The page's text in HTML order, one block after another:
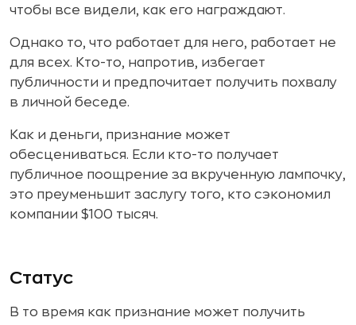
чтобы все видели, как его награждают.
Однако то, что работает для него, работает не
для всех. Кто-то, напротив, избегает
публичности и предпочитает получить похвалу
в личной беседе.
Как и деньги, признание может
обесцениваться. Если кто-то получает
публичное поощрение за вкрученную лампочку,
это преуменьшит заслугу того, кто сэкономил
компании $100 тысяч.
Статус
В то время как признание может получить